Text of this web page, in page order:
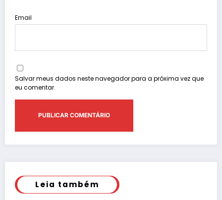
Email
Salvar meus dados neste navegador para a próxima vez que
eu comentar.
Leia também